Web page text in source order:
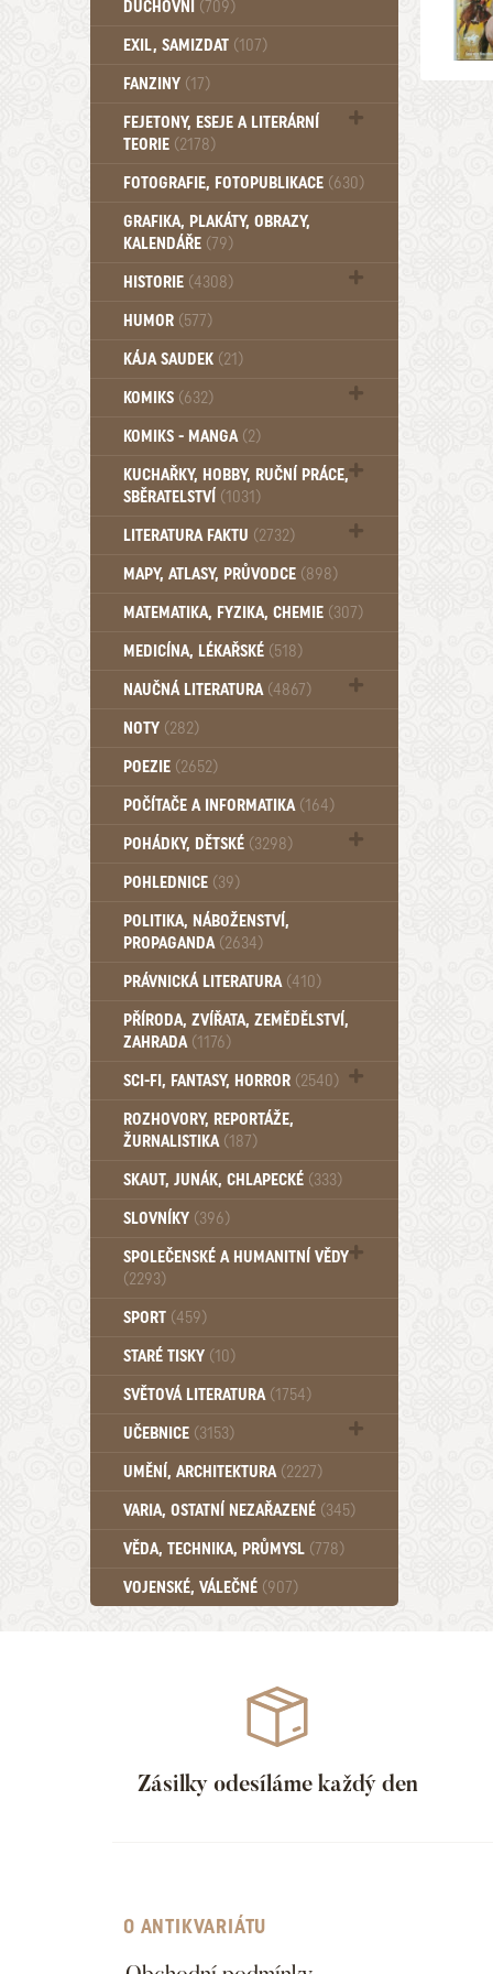
DUCHOVNÍ (709)
Okultismus (110)
EXIL, SAMIZDAT (107)
FANZINY (17)
FEJETONY, ESEJE A LITERÁRNÍ
TEORIE (2178)
Citáty, aforismy, snáře, přísloví,
FOTOGRAFIE, FOTOPUBLIKACE (630)
GRAFIKA, PLAKÁTY, OBRAZY,
KALENDÁŘE (79)
HISTORIE (4308)
Mytologie, Mýty, Báje, Pověsti (203)
HUMOR (577)
KÁJA SAUDEK (21)
KOMIKS (632)
Komiks - Čtyřlístek (234)
KOMIKS - MANGA (2)
KUCHAŘKY, HOBBY, RUČNÍ PRÁCE,
SBĚRATELSTVÍ (1031)
Dům a byt (102)
LITERATURA FAKTU (2732)
Katalogy (503)
MAPY, ATLASY, PRŮVODCE (898)
MATEMATIKA, FYZIKA, CHEMIE (307)
MEDICÍNA, LÉKAŘSKÉ (518)
NAUČNÁ LITERATURA (4867)
Zdraví a zdraví životní styl (510)
NOTY (282)
POEZIE (2652)
POČÍTAČE A INFORMATIKA (164)
POHÁDKY, DĚTSKÉ (3298)
Pro děti a mládež (2894)
Pohádky, Dětské - Od roku 1949 (257)
POHLEDNICE (39)
POLITIKA, NÁBOŽENSTVÍ,
PROPAGANDA (2634)
PRÁVNICKÁ LITERATURA (410)
PŘÍRODA, ZVÍŘATA, ZEMĚDĚLSTVÍ,
ZAHRADA (1176)
SCI-FI, FANTASY, HORROR (2540)
UFO (14)
ROZHOVORY, REPORTÁŽE,
ŽURNALISTIKA (187)
SKAUT, JUNÁK, CHLAPECKÉ (333)
SLOVNÍKY (396)
SPOLEČENSKÉ A HUMANITNÍ VĚDY
(2293)
Pedagogika (191)
Psychologie a osobní rozvoj (761)
SPORT (459)
STARÉ TISKY (10)
SVĚTOVÁ LITERATURA (1754)
UČEBNICE (3153)
Učebnice - Jazykové (1297)
Učebnice - VŠ (259)
Učebnice - ZŠ (556)
Učebnice - Ostatní (499)
UMĚNÍ, ARCHITEKTURA (2227)
VARIA, OSTATNÍ NEZAŘAZENÉ (345)
VĚDA, TECHNIKA, PRŮMYSL (778)
VOJENSKÉ, VÁLEČNÉ (907)
Zásilky odesíláme každý den
O ANTIKVARIÁTU